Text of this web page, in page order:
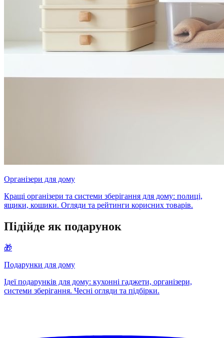
Організери для дому
Кращі організери та системи зберігання для дому: полиці,
ящики, кошики. Огляди та рейтинги корисних товарів.
Підійде як подарунок
🎁
Подарунки для дому
Ідеї подарунків для дому: кухонні гаджети, організери,
системи зберігання. Чесні огляди та підбірки.